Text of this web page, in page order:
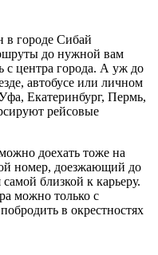
в городе Сибай
до нужной вам
с центра города. А уж до
автобусе или личном
Екатеринбург, Пермь,
рейсовые
доехать тоже на
номер, доезжающий до
близкой к карьеру.
можно только с
в окрестностях